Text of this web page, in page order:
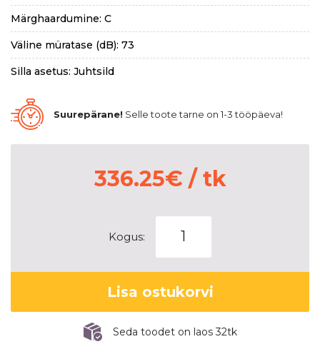
Märghaardumine: C
Väline müratase (dB): 73
Silla asetus: Juhtsild
Suurepärane! Selle toote tarne on 1-3 tööpäeva!
336.25€ / tk
Kogus:
MAW50
kogus
Lisa ostukorvi
Seda toodet on laos 32tk